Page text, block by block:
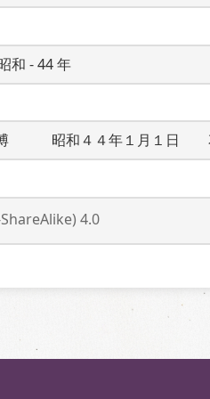
和 - 44 年
　　　昭和４４年１月１日　
4.0